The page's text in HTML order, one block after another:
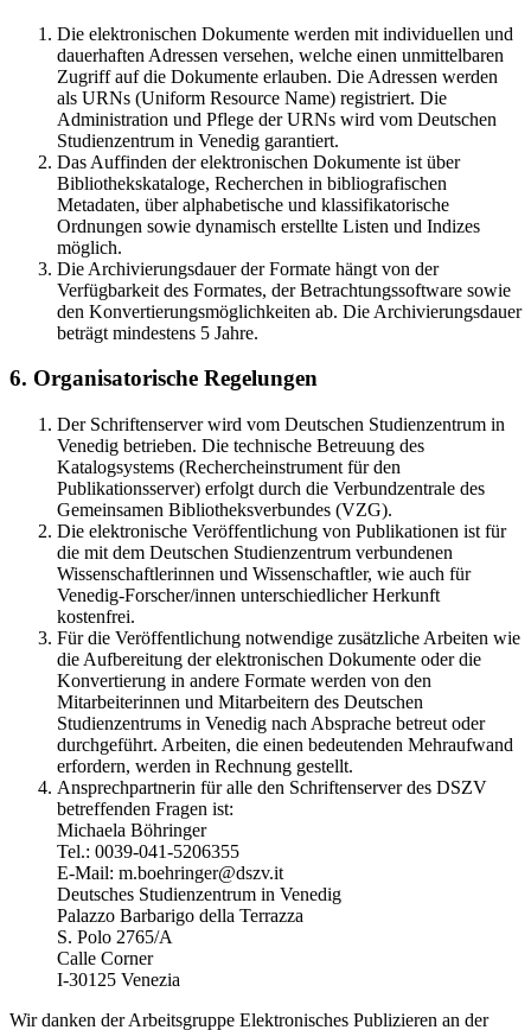
Die elektronischen Dokumente werden mit individuellen und
dauerhaften Adressen versehen, welche einen unmittelbaren
Zugriff auf die Dokumente erlauben. Die Adressen werden
als URNs (Uniform Resource Name) registriert. Die
Administration und Pflege der URNs wird vom Deutschen
Studienzentrum in Venedig garantiert.
Das Auffinden der elektronischen Dokumente ist über
Bibliothekskataloge, Recherchen in bibliografischen
Metadaten, über alphabetische und klassifikatorische
Ordnungen sowie dynamisch erstellte Listen und Indizes
möglich.
Die Archivierungsdauer der Formate hängt von der
Verfügbarkeit des Formates, der Betrachtungssoftware sowie
den Konvertierungsmöglichkeiten ab. Die Archivierungsdauer
beträgt mindestens 5 Jahre.
6. Organisatorische Regelungen
Der Schriftenserver wird vom Deutschen Studienzentrum in
Venedig betrieben. Die technische Betreuung des
Katalogsystems (Rechercheinstrument für den
Publikationsserver) erfolgt durch die Verbundzentrale des
Gemeinsamen Bibliotheksverbundes (VZG).
Die elektronische Veröffentlichung von Publikationen ist für
die mit dem Deutschen Studienzentrum verbundenen
Wissenschaftlerinnen und Wissenschaftler, wie auch für
Venedig-Forscher/innen unterschiedlicher Herkunft
kostenfrei.
Für die Veröffentlichung notwendige zusätzliche Arbeiten wie
die Aufbereitung der elektronischen Dokumente oder die
Konvertierung in andere Formate werden von den
Mitarbeiterinnen und Mitarbeitern des Deutschen
Studienzentrums in Venedig nach Absprache betreut oder
durchgeführt. Arbeiten, die einen bedeutenden Mehraufwand
erfordern, werden in Rechnung gestellt.
Ansprechpartnerin für alle den Schriftenserver des DSZV
betreffenden Fragen ist:
Michaela Böhringer
Tel.: 0039-041-5206355
E-Mail: m.boehringer@dszv.it
Deutsches Studienzentrum in Venedig
Palazzo Barbarigo della Terrazza
S. Polo 2765/A
Calle Corner
I-30125 Venezia
Wir danken der Arbeitsgruppe Elektronisches Publizieren an der